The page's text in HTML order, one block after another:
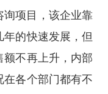
询项目，该企业靠
的快速发展，但
额不再上升，内部
在各个部门都有不